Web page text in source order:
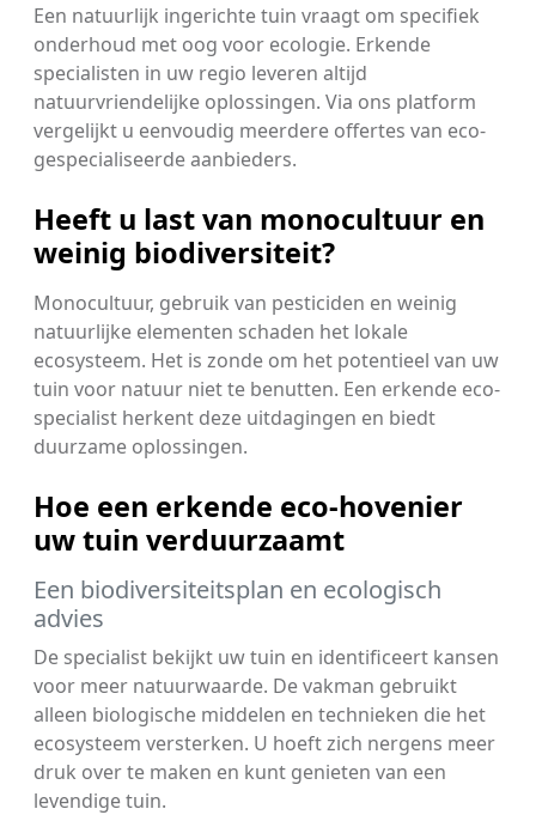
Een natuurlijk ingerichte tuin vraagt om specifiek
onderhoud met oog voor ecologie. Erkende
specialisten in uw regio leveren altijd
natuurvriendelijke oplossingen. Via ons platform
vergelijkt u eenvoudig meerdere offertes van eco-
gespecialiseerde aanbieders.
Heeft u last van monocultuur en
weinig biodiversiteit?
Monocultuur, gebruik van pesticiden en weinig
natuurlijke elementen schaden het lokale
ecosysteem. Het is zonde om het potentieel van uw
tuin voor natuur niet te benutten. Een erkende eco-
specialist herkent deze uitdagingen en biedt
duurzame oplossingen.
Hoe een erkende eco-hovenier
uw tuin verduurzaamt
Een biodiversiteitsplan en ecologisch
advies
De specialist bekijkt uw tuin en identificeert kansen
voor meer natuurwaarde. De vakman gebruikt
alleen biologische middelen en technieken die het
ecosysteem versterken. U hoeft zich nergens meer
druk over te maken en kunt genieten van een
levendige tuin.